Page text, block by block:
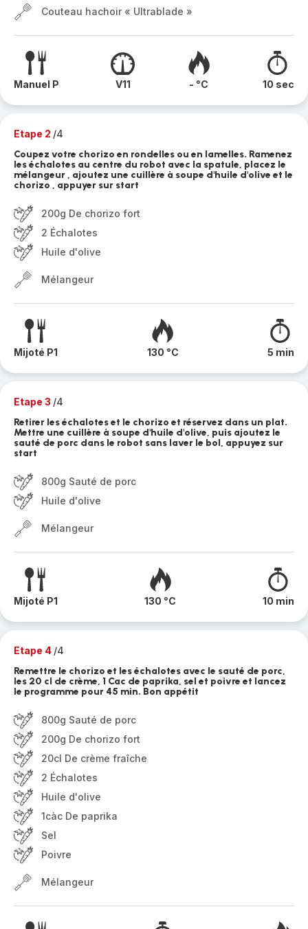
Couteau hachoir « Ultrablade »
Manuel P V11 - °C 10 sec
Etape 2 /4
Coupez votre chorizo en rondelles ou en lamelles. Ramenez
les échalotes au centre du robot avec la spatule, placez le
mélangeur , ajoutez une cuillère à soupe d'huile d'olive et le
chorizo , appuyer sur start
200g De chorizo fort
2 Échalotes
Huile d'olive
Mélangeur
Mijoté P1 130 °C 5 min
Etape 3 /4
Retirer les échalotes et le chorizo et réservez dans un plat.
Mettre une cuillère à soupe d'huile d'olive, puis ajoutez le
sauté de porc dans le robot sans laver le bol, appuyez sur
start
800g Sauté de porc
Huile d'olive
Mélangeur
Mijoté P1 130 °C 10 min
Etape 4 /4
Remettre le chorizo et les échalotes avec le sauté de porc,
les 20 cl de crème, 1 Cac de paprika, sel et poivre et lancez
le programme pour 45 min. Bon appétit
800g Sauté de porc
200g De chorizo fort
20cl De crème fraîche
2 Échalotes
Huile d'olive
1càc De paprika
Sel
Poivre
Mélangeur